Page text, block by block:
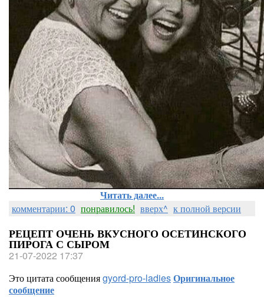
Читать далее...
комментарии: 0 понравилось! вверх^ к полной версии
РЕЦЕПТ ОЧЕНЬ ВКУСНОГО ОСЕТИНСКОГО
ПИРОГА С СЫРОМ
21-07-2022 17:37
Это цитата сообщенияgyord-pro-ladiesОригинальное
сообщение